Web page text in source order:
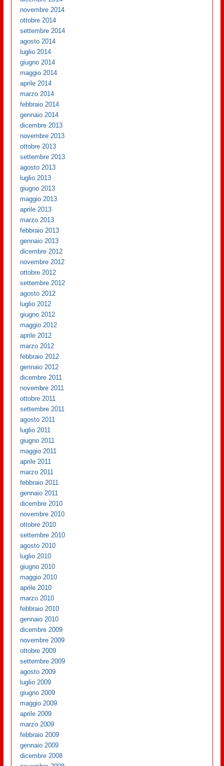
novembre 2014
ottobre 2014
settembre 2014
agosto 2014
luglio 2014
giugno 2014
maggio 2014
aprile 2014
marzo 2014
febbraio 2014
gennaio 2014
dicembre 2013
novembre 2013
ottobre 2013
settembre 2013
agosto 2013
luglio 2013
giugno 2013
maggio 2013
aprile 2013
marzo 2013
febbraio 2013
gennaio 2013
dicembre 2012
novembre 2012
ottobre 2012
settembre 2012
agosto 2012
luglio 2012
giugno 2012
maggio 2012
aprile 2012
marzo 2012
febbraio 2012
gennaio 2012
dicembre 2011
novembre 2011
ottobre 2011
settembre 2011
agosto 2011
luglio 2011
giugno 2011
maggio 2011
aprile 2011
marzo 2011
febbraio 2011
gennaio 2011
dicembre 2010
novembre 2010
ottobre 2010
settembre 2010
agosto 2010
luglio 2010
giugno 2010
maggio 2010
aprile 2010
marzo 2010
febbraio 2010
gennaio 2010
dicembre 2009
novembre 2009
ottobre 2009
settembre 2009
agosto 2009
luglio 2009
giugno 2009
maggio 2009
aprile 2009
marzo 2009
febbraio 2009
gennaio 2009
dicembre 2008